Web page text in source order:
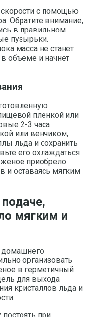
с помощью
Обратите внимание,
в правильном
пузырьки.
масса не станет
в объеме и начнет
пленкой или
2-3 часа
или венчиком,
льда и сохранить
его охлаждаться
приобрело
и оставаясь мягким
мягким и
домашнего
организовать
в герметичный
для выхода
кристаллов льда и
при